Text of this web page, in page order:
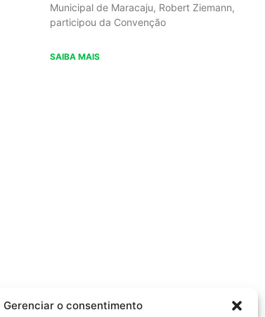
Gerenciar o consentimento
Municipal de Maracaju, Robert Ziemann,
participou da Convenção
SAIBA MAIS